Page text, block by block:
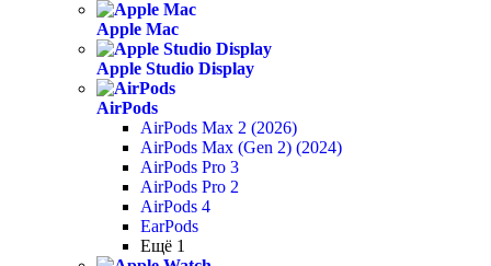
Apple Mac
Apple Studio Display
AirPods
AirPods Max 2 (2026)
AirPods Max (Gen 2) (2024)
AirPods Pro 3
AirPods Pro 2
AirPods 4
EarPods
Ещё 1